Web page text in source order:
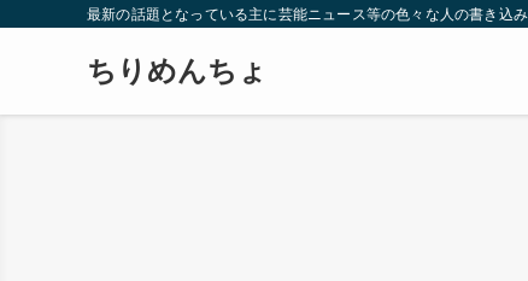
最新の話題となっている主に芸能ニュース等の色々な人の書き込
ちりめんちょ